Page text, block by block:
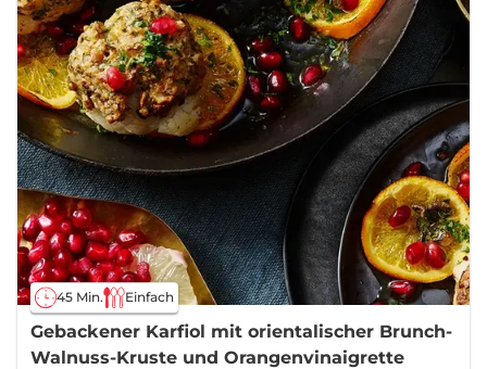
45 Min. Einfach
Gebackener Karfiol mit orientalischer Brunch-
Walnuss-Kruste und Orangenvinaigrette